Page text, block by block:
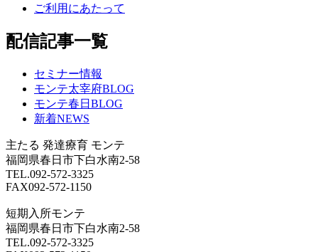
ご利用にあたって
配信記事一覧
セミナー情報
モンテ太宰府BLOG
モンテ春日BLOG
新着NEWS
主たる 発達療育 モンテ
福岡県春日市下白水南2-58
TEL.092-572-3325
FAX092-572-1150
短期入所モンテ
福岡県春日市下白水南2-58
TEL.092-572-3325